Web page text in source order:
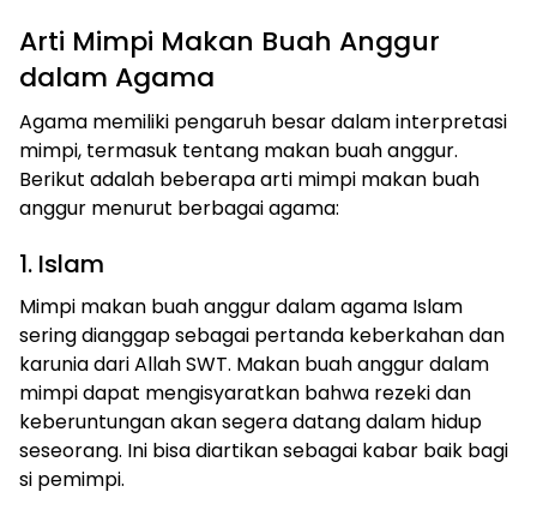
Arti Mimpi Makan Buah Anggur
dalam Agama
Agama memiliki pengaruh besar dalam interpretasi
mimpi, termasuk tentang makan buah anggur.
Berikut adalah beberapa arti mimpi makan buah
anggur menurut berbagai agama:
1. Islam
Mimpi makan buah anggur dalam agama Islam
sering dianggap sebagai pertanda keberkahan dan
karunia dari Allah SWT. Makan buah anggur dalam
mimpi dapat mengisyaratkan bahwa rezeki dan
keberuntungan akan segera datang dalam hidup
seseorang. Ini bisa diartikan sebagai kabar baik bagi
si pemimpi.